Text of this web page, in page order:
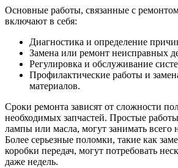
Основные работы, связанные с
включают в себя:
Диагностика и определение
Замена или ремонт неисправных
Регулировка и обслуживание
Профилактические работы и
материалов.
Сроки ремонта зависят от сложности
необходимых запчастей. Простые
лампы или масла, могут занимать всего
Более серьезные поломки, такие как
коробки передач, могут потребовать
даже недель.